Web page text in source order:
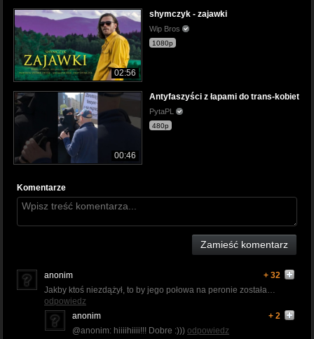
02:56
shymczyk - zajawki
Wip Bros
1080p
00:46
Antyfaszyści z łapami do trans-kobiet
PytaPL
480p
Komentarze
Zamieść komentarz
anonim
+ 32
Jakby ktoś niezdążył, to by jego połowa na peronie została…
odpowiedz
anonim
+ 2
@anonim: hiiiihiiii!!! Dobre :))) odpowiedz